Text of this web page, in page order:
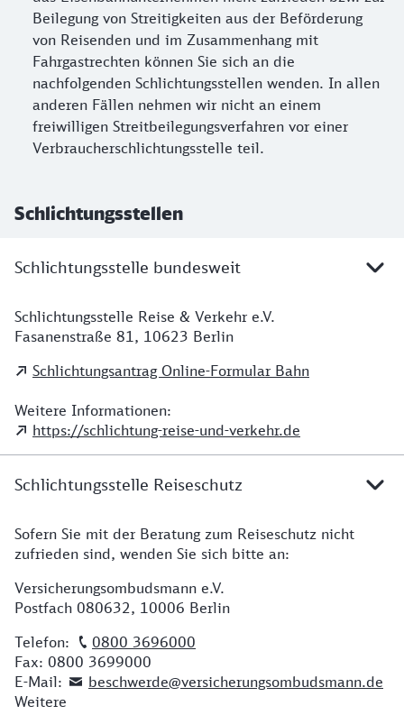
Beilegung von Streitigkeiten aus der Beförderung
von Reisenden und im Zusammenhang mit
Fahrgastrechten können Sie sich an die
nachfolgenden Schlichtungsstellen wenden. In allen
anderen Fällen nehmen wir nicht an einem
freiwilligen Streitbeilegungsverfahren vor einer
Verbraucherschlichtungsstelle teil.
Schlichtungsstellen
Schlichtungsstelle bundesweit
Adresse Schlichtungsstelle bundesweit
Schlichtungsstelle Reise & Verkehr e.V.
Fasanenstraße 81, 10623 Berlin
Schlichtungsantrag Online-Formular Bahn
Weitere Informationen:
https://schlichtung-reise-und-verkehr.de
Schlichtungsstelle Reiseschutz
Adresse Beratung Versicherungsombudsmann
Sofern Sie mit der Beratung zum Reiseschutz nicht
zufrieden sind, wenden Sie sich bitte an:
Versicherungsombudsmann e.V.
Postfach 080632, 10006 Berlin
Telefon:
0800 3696000
Fax: 0800 3699000
E-Mail:
beschwerde@versicherungsombudsmann.de
Weitere